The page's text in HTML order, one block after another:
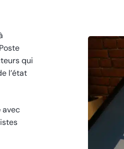
qui
l’état
avec